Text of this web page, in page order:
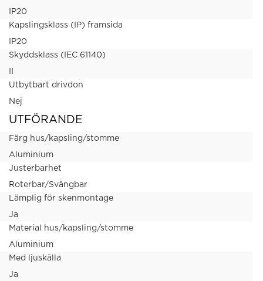
IP20
Kapslingsklass (IP) framsida
IP20
Skyddsklass (IEC 61140)
Utbytbart drivdon
Nej
UTFÖRANDE
Färg hus/kapsling/stomme
Aluminium
Justerbarhet
Roterbar/Svängbar
Lämplig för skenmontage
Ja
Material hus/kapsling/stomme
Aluminium
Med ljuskälla
Ja